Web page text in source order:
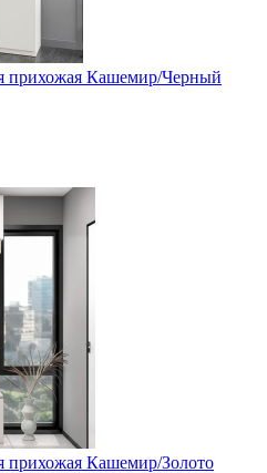
прихожая Кашемир/Черный
прихожая Кашемир/Золото